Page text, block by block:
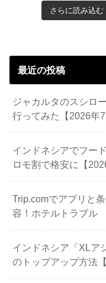
さらに読み込む
最近の投稿
ジャカルタのスシロ
行ってみた【2026年7
インドネシアでフー
ロモ割で格安に【
Trip.comでアプリと
容！ホテルトラブル
インドネシア「XLア
のトップアップ方法